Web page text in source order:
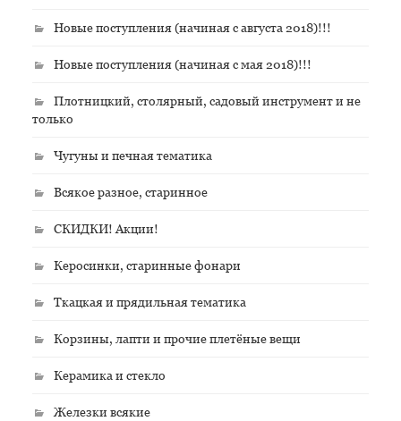
Новые поступления (начиная с августа 2018)!!!
Новые поступления (начиная с мая 2018)!!!
Плотницкий, столярный, садовый инструмент и не
только
Чугуны и печная тематика
Всякое разное, старинное
СКИДКИ! Акции!
Керосинки, старинные фонари
Ткацкая и прядильная тематика
Корзины, лапти и прочие плетёные вещи
Керамика и стекло
Железки всякие